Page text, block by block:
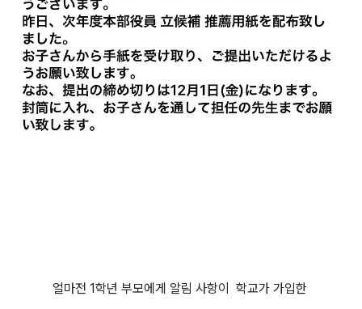
얼마전 1학년 부모에게 알림 사항이 학교가 가입한